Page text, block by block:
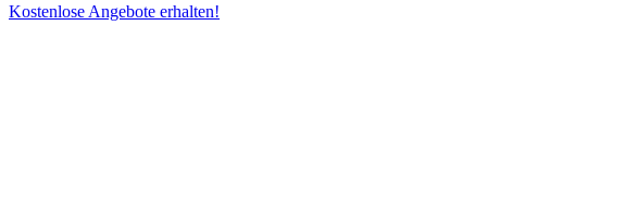
Kostenlose Angebote erhalten!